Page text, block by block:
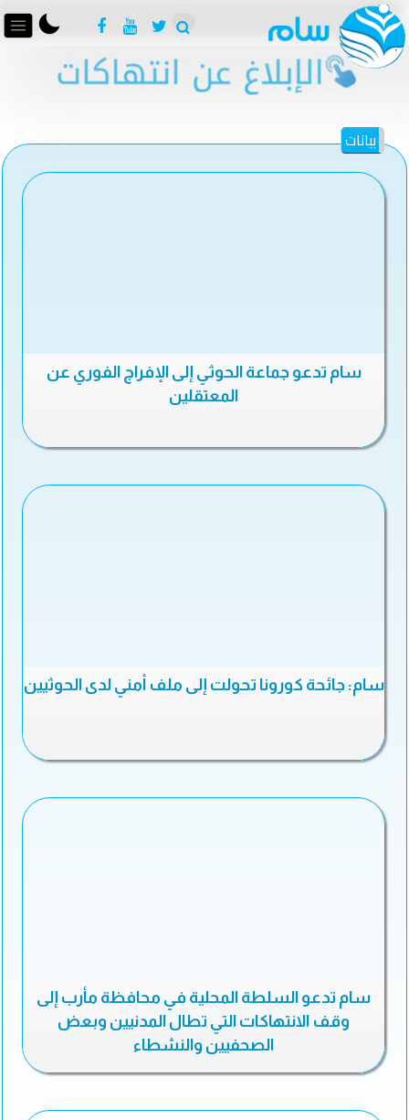
بيانات
سام تدعو جماعة الحوثي إلى الإفراج الفوري عن
المعتقلين
سام: جائحة كورونا تحولت إلى ملف أمني لدى الحوثيين
سام تدعو السلطة المحلية في محافظة مأرب إلى
وقف الانتهاكات التي تطال المدنيين وبعض
الصحفيين والنشطاء